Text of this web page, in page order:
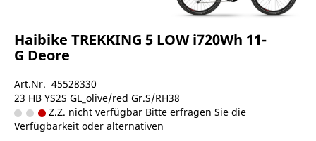
Haibike TREKKING 5 LOW i720Wh 11-
G Deore
Art.Nr. 45528330
23 HB YS2S GL_olive/red Gr.S/RH38
Z.Z. nicht verfügbar Bitte erfragen Sie die
Verfügbarkeit oder alternativen